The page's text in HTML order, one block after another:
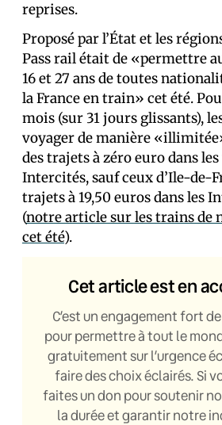
reprises.
Proposé par l’État et les
Pass rail était de «permettre
16 et 27 ans de toutes
la France en train» cet été.
mois (sur 31 jours glissants),
voyager de manière
des trajets à zéro euro dans les
Intercités, sauf ceux d’Ile-de-
trajets à 19,50 euros dans les
(notre article sur les trains de
cet été).
Cet article est en
C’est un engagement fort
pour permettre à tout le
gratuitement sur l’urgence
faire des choix éclairés. Si
faites un don pour soutenir
la durée et garantir notre